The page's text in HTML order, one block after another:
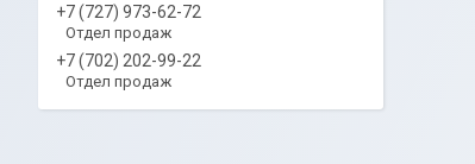
+7 (727) 973-62-72
Отдел продаж
+7 (702) 202-99-22
Отдел продаж